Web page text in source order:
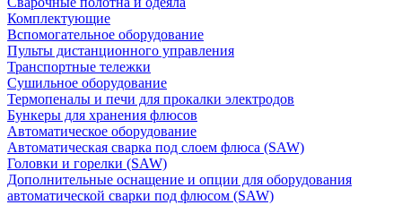
Комплектующие
Вспомогательное оборудование
Пульты дистанционного управления
Транспортные тележки
Сушильное оборудование
Термопеналы и печи для прокалки электродов
Бункеры для хранения флюсов
Автоматическое оборудование
Автоматическая сварка под слоем флюса (SAW)
Головки и горелки (SAW)
Дополнительные оснащение и опции для оборудования
автоматической сварки под флюсом (SAW)